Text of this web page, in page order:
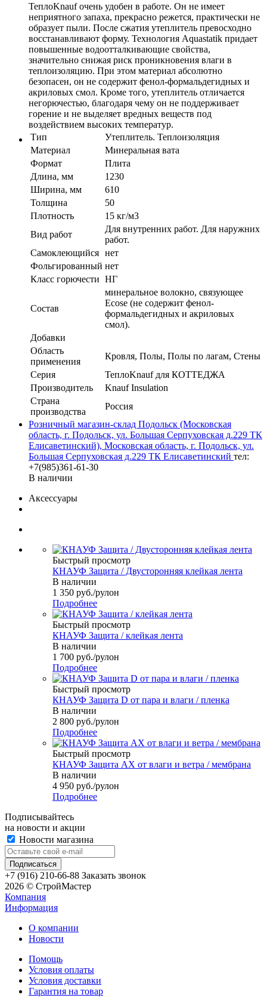
ТеплоKnauf очень удобен в работе. Он не имеет
неприятного запаха, прекрасно режется, практически не
образует пыли. После сжатия утеплитель превосходно
восстанавливают форму. Технология Aquastatik придает
повышенные водоотталкивающие свойства,
значительно снижая риск проникновения влаги в
теплоизоляцию. При этом материал абсолютно
безопасен, он не содержит фенол-формальдегидных и
акриловых смол. Кроме того, утеплитель отличается
негорючестью, благодаря чему он не поддерживает
горение и не выделяет вредных веществ под
воздействием высоких температур.
Тип
Утеплитель. Теплоизоляция
Материал
Минеральная вата
Формат
Плита
Длина, мм
1230
Ширина, мм
610
Толщина
50
Плотность
15 кг/м3
Вид работ
Для внутренних работ. Для наружних
работ.
Самоклеющийся нет
Фольгированный нет
Класс горючести НГ
Состав
минеральное волокно, связующее
Ecose (не содержит фенол-
формальдегидных и акриловых
смол).
Добавки
Область
применения
Кровля, Полы, Полы по лагам, Стены
Серия
ТеплоKnauf для КОТТЕДЖА
Производитель
Knauf Insulation
Страна
производства
Россия
Розничный магазин-склад Подольск (Московская
область, г. Подольск, ул. Большая Серпуховская д.229 ТК
Елисаветинский), Московская область, г. Подольск, ул.
Большая Серпуховская д.229 ТК Елисаветинский тел:
+7(985)361-61-30
В наличии
Аксессуары
Быстрый просмотр
КНАУФ Защита / Двусторонняя клейкая лента
В наличии
1 350 руб./рулон
Подробнее
Быстрый просмотр
КНАУФ Защита / клейкая лента
В наличии
1 700 руб./рулон
Подробнее
Быстрый просмотр
КНАУФ Защита D от пара и влаги / пленка
В наличии
2 800 руб./рулон
Подробнее
Быстрый просмотр
КНАУФ Защита AX от влаги и ветра / мембрана
В наличии
4 950 руб./рулон
Подробнее
Подписывайтесь
на новости и акции
Новости магазина
+7 (916) 210-66-88 Заказать звонок
2026 © СтройМастер
Компания
Информация
О компании
Новости
Помощь
Условия оплаты
Условия доставки
Гарантия на товар